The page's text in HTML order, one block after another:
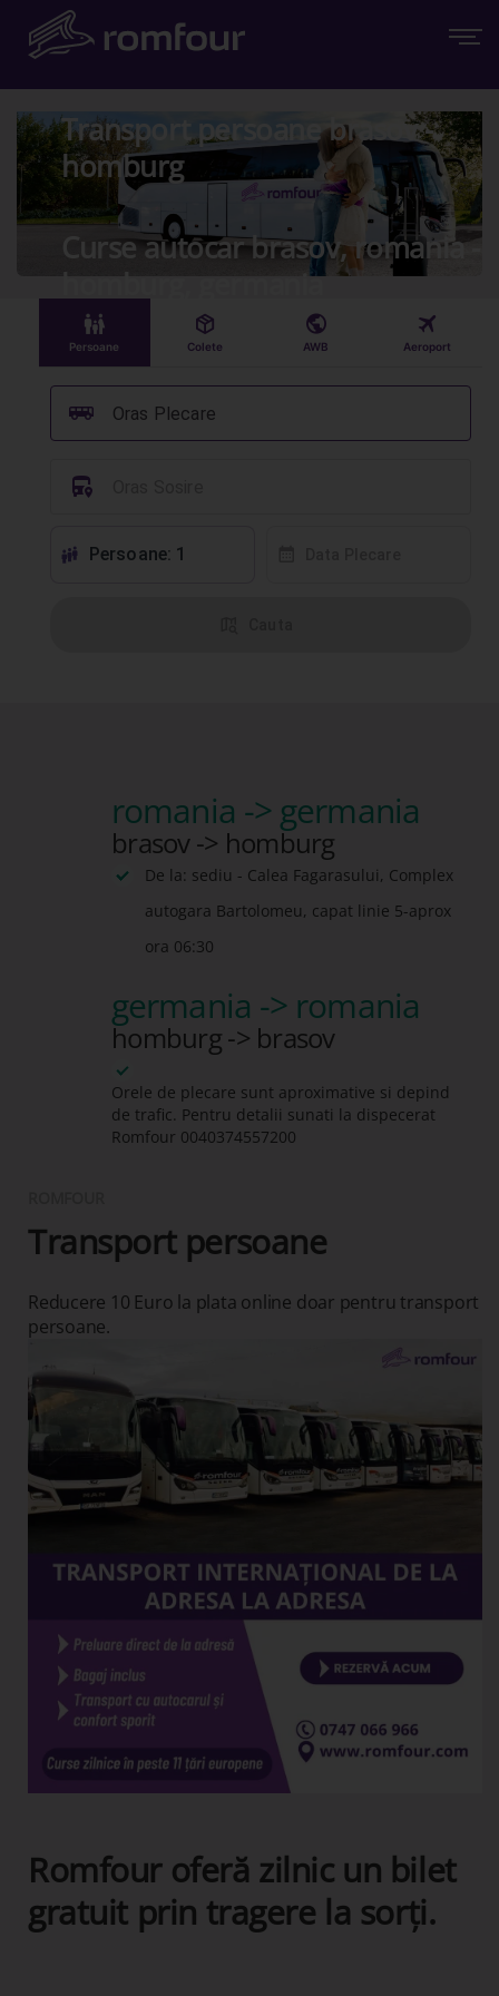
Transport persoane brasov -
homburg
Curse autocar brasov, romania -
homburg, germania
󱠣
Persoane
󰏗
Colete
󰇧
AWB
󰀝
Aeroport
Oras Plecare
󰞠
󱈒
󱕱 Persoane: 1
romania -> germania
brasov -> homburg
De la: sediu - Calea Fagarasului, Complex
autogara Bartolomeu, capat linie 5-aprox
ora 06:30
germania -> romania
homburg -> brasov
Orele de plecare sunt aproximative si depind
de trafic. Pentru detalii sunati la dispecerat
Romfour 0040374557200
Transport persoane
Reducere 10 Euro la plata online doar pentru transport
persoane.
Romfour oferă zilnic un bilet
gratuit prin tragere la sorți.